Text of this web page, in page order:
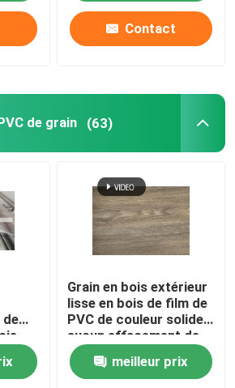
PVC
de peau et de bâton
vinyle
en PET
Contact
de grain (63)
Grain en bois extérieur
lisse en bois de film de
PVC de couleur solide
aucun effacement de
couleur
meilleur prix